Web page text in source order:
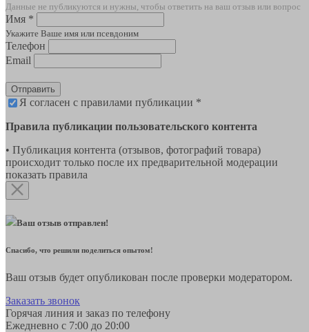
Данные не публикуются и нужны, чтобы ответить на ваш отзыв или вопрос
Имя *
Укажите Ваше имя или псевдоним
Телефон
Email
Отправить
Я согласен с правилами публикации *
Правила публикации пользовательского контента
• Публикация контента (отзывов, фотографий товара)
происходит только после их предварительной модерации
показать правила
Ваш отзыв отправлен!
Спасибо, что решили поделиться опытом!
Ваш отзыв будет опубликован после проверки модератором.
Заказать звонок
Горячая линия и заказ по телефону
Ежедневно с 7:00 до 20:00